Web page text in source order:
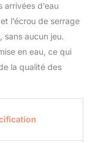
d’eau
l’écrou de serrage
sans aucun jeu.
en eau, ce qui
la qualité des